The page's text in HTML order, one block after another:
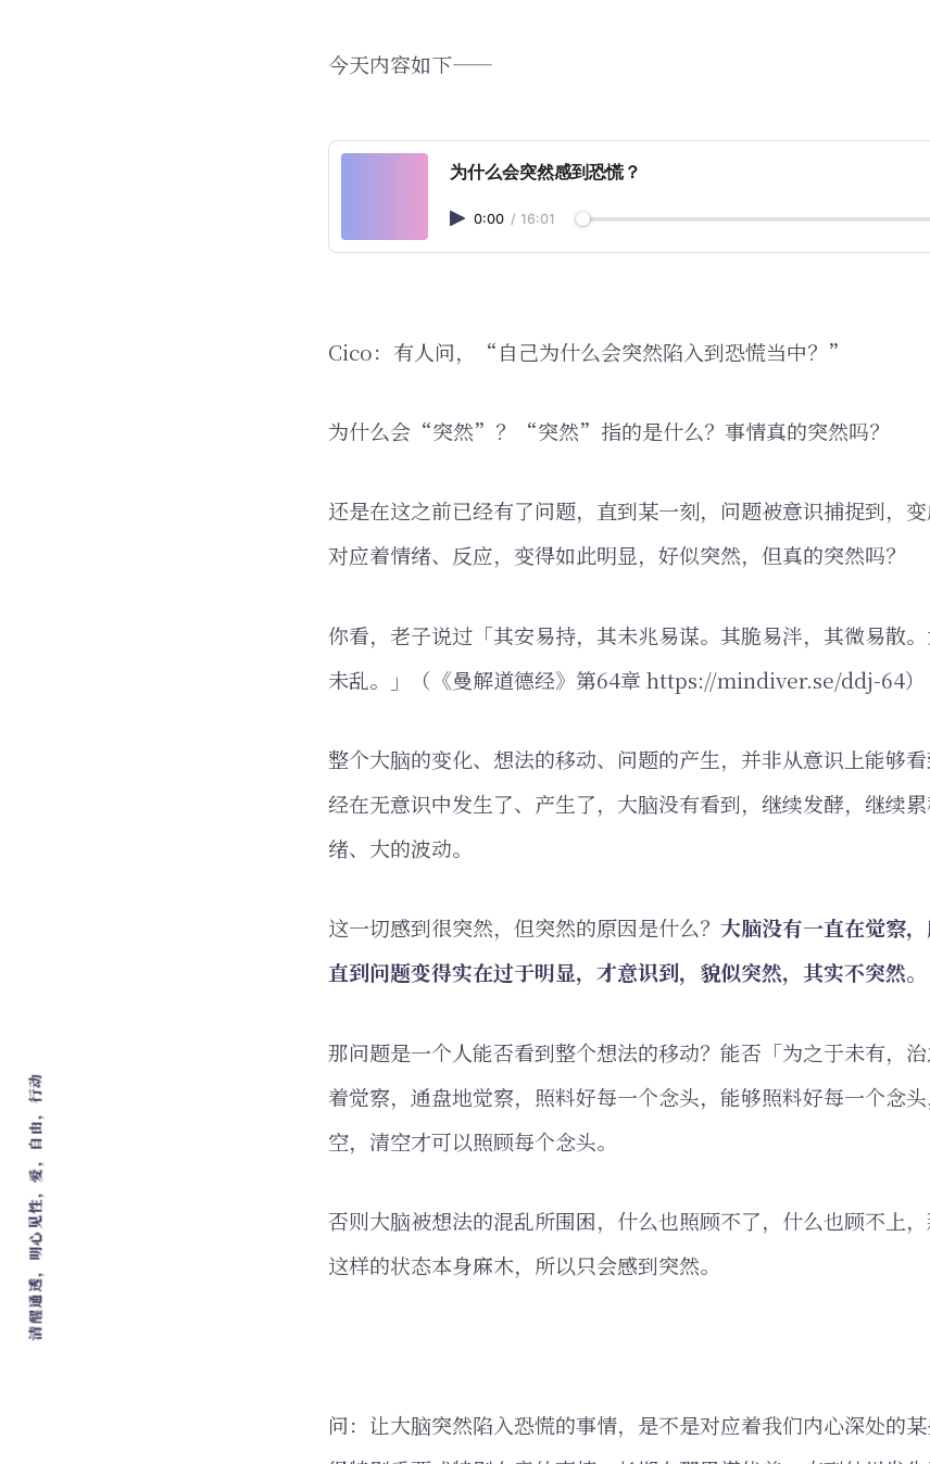
今天内容如下——
为什么会突然感到恐慌？
0:00 / 16:01
Cico：有人问，“自己为什么会突然陷入到恐慌当中？”
为什么会“突然”？“突然”指的是什么？事情真的突然吗？
还是在这之前已经有了问题，直到某一刻，问题被意识捕捉到
对应着情绪、反应，变得如此明显，好似突然，但真的突然吗？
你看，老子说过「其安易持，其未兆易谋。其脆易泮，其微易散
未乱。」（《曼解道德经》第64章 https://mindiver.se/ddj-64）
整个大脑的变化、想法的移动、问题的产生，并非从意识上能够
经在无意识中发生了、产生了，大脑没有看到，继续发酵，继续
绪、大的波动。
这一切感到很突然，但突然的原因是什么？ 大脑没有一直在觉察，
直到问题变得实在过于明显，才意识到，貌似突然，其实不突然。
那问题是一个人能否看到整个想法的移动？能否「为之于未有，
着觉察，通盘地觉察，照料好每一个念头，能够照料好每一个念
空，清空才可以照顾每个念头。
否则大脑被想法的混乱所围困，什么也照顾不了，什么也顾不上，
这样的状态本身麻木，所以只会感到突然。
问：让大脑突然陷入恐慌的事情，是不是对应着我们内心深处的
清醒通透，明心见性，爱，自由，行动